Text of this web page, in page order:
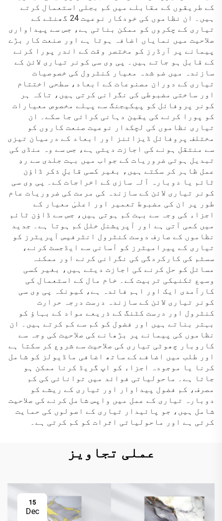
کے طریقوں کے مقابلے میں کم بجلی استعمال کرتے
ہیں۔ ان نظاموں کی خودکار نوعیت 24 گھنٹے کے
تیاری کے چکروں کو ممکن بناتی ہے، جس سے پیداواری
صلاحیت میں نمایاں اضافہ ہوتا ہے اور صنعت کار بڑے
پیمانے پر آرڈرز کو مختصر وقت کے اندر پورا کرنے
کے قابل ہو جاتے ہیں۔ پی وی سی کونر تیاری لائن کے
سازندہ میں ضم شدہ معیار کنٹرول کی خصوصیات
تیاری کے دوران مصنوعات کے ابعاد، سطحی اختتام
اور ساختی مضبوطی کی نگرانی کرتی ہیں، تاکہ ہر
کونر پروفائل کو پیکیجنگ سے پہلے مخصوص معیارات
کو پورا کرنے کی یقین دہانی کرائی جا سکے۔ ان
تیاری نظاموں کی لچکدار نوعیت صنعت کاروں کو
مختلف پروفائل ڈیزائنز اور ابعاد کے درمیان تیزی
سے منتقل ہونے کی اجازت دیتی ہے، جس سے وہ منڈی کی
تبدیل ہوتی ضروریات کے جواب میں بہت جلدی سے ردِ
عمل ظاہر کر سکتے ہیں، بغیر کسی قابلِ ذکر ڈاؤن
ٹائم یا دوبارہ آلہ سازی کے اخراجات کے۔ پی وی سی
کونر تیاری لائن کے سازندہ کی مرمت کی ضروریات عام
طور پر ان کی مضبوط تعمیر اور اعلیٰ معیار کے
اجزاء کی وجہ سے بہت کم ہوتی ہیں، جس سے ڈاؤن ٹائم
میں کمی آتی ہے اور آپریشنل خلل کم ہوتا ہے۔ جدید
نظاموں کے صارف دوست کنٹرول انٹرفیس آپریٹرز کو
تیاری کے پیرامیٹرز کو آسانی سے ایڈجسٹ کرنے،
سسٹم کی کارکردگی کی نگرانی کرنے اور ممکنہ
مسائل کو حل کرنے کی اجازت دیتے ہیں، بغیر کسی
وسیع تکنیکی تربیت کے۔ خام مال کے استعمال کی
کارآمدی ایک اور اہم فائدہ ہے، کیونکہ پی وی سی
کونر تیاری لائن کے سازندہ درست درجہ حرارت
کنٹرول اور درست کٹنگ کے ذریعے مواد کے بہاؤ کو
بہتر بناتے ہیں اور فضول کو کم سے کم کرتے ہیں۔ ان
نظاموں کی پیمانے پر بڑھانے کی صلاحیت کی وجہ سے
کاروبار چھوٹی تیاری کی صلاحیت سے شروع کر سکتا ہے
اور طلب میں اضافے کے ساتھ اضافی ماڈیولز کو شامل
کرنا یا موجودہ اجزاء کو اپ گریڈ کرنا ممکن ہو
جاتا ہے۔ ماحولیاتی فوائد میں توانائی کی کم
مصرف، کم فضول پیداوار اور تیاری کے ریشے کو
دوبارہ تیاری کے عمل میں واپس شامل کرنے کی صلاحیت
شامل ہیں، جو پائیدار تیاری کے اصولوں کی حمایت
کرتی ہے اور ماحولیاتی اثرات کو کم کرتی ہے۔
عملی تجاویز
15
Dec